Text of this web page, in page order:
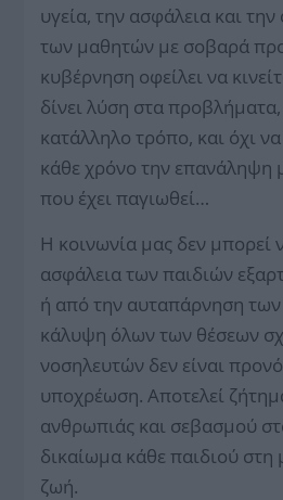
υγεία, την ασφάλεια και
των μαθητών με σοβαρά
κυβέρνηση οφείλει να
δίνει λύση στα
κατάλληλο τρόπο, και όχι
κάθε χρόνο την επανάληψη
που έχει παγιωθεί…
Η κοινωνία μας δεν μπορεί
ασφάλεια των παιδιών
ή από την αυταπάρνηση
κάλυψη όλων των θέσεων
νοσηλευτών δεν είναι
υποχρέωση. Αποτελεί
ανθρωπιάς και σεβασμού
δικαίωμα κάθε παιδιού
ζωή.